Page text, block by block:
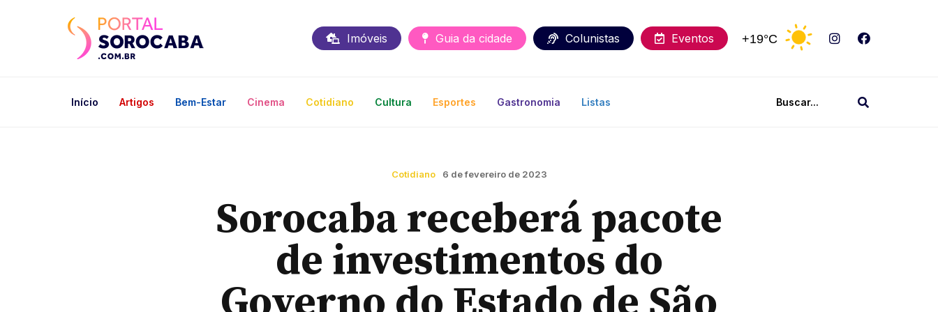
Imóveis Guia da cidade Colunistas Eventos +19°C
Início Artigos Bem-Estar Cinema Cotidiano Cultura Esportes Gastronomia Listas
Cotidiano 6 de fevereiro de 2023
Sorocaba receberá pacote
de investimentos do